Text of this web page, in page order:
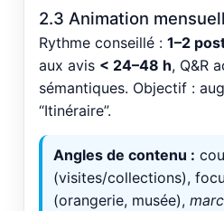
2.3 Animation
Rythme conseillé : 1–2
aux avis < 24–48 h, Q&R
sémantiques. Objectif :
“Itinéraire”.
Angles de contenu :
(visites/collections),
(orangerie, musée),